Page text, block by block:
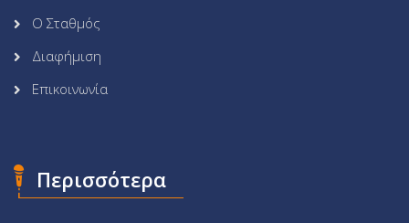
Ο Σταθμός
Διαφήμιση
Επικοινωνία
Περισσότερα